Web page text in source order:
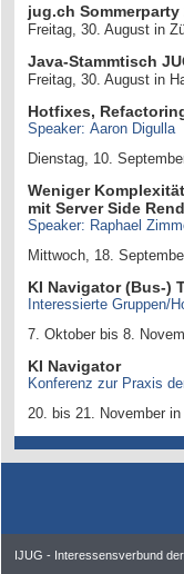
jug.ch Sommerparty
Freitag, 30. August in
Java-Stammtisch
Freitag, 30. August in
Hotfixes,
Speaker: Aaron Digulla
Dienstag, 10.
Weniger
mit Server Side
Speaker: Raphael
Mittwoch, 18.
KI Navigator (Bus-)
Interessierte Gruppen/
7. Oktober bis 8.
KI Navigator
Konferenz zur Praxis
20. bis 21. November in
IJUG - Interessensverbund